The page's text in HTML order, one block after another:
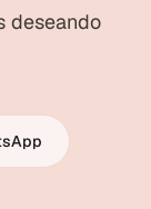
deseando